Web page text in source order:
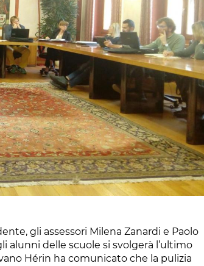
gli assessori Milena Zanardi e Paolo
alunni delle scuole si svolgerà l’ultimo
Hérin ha comunicato che la pulizia